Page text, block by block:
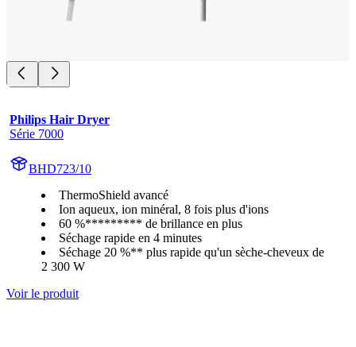
Philips Hair Dryer
Série 7000
BHD723/10
ThermoShield avancé
Ion aqueux, ion minéral, 8 fois plus d'ions
60 %********* de brillance en plus
Séchage rapide en 4 minutes
Séchage 20 %** plus rapide qu'un sèche-cheveux de
2 300 W
Voir le produit